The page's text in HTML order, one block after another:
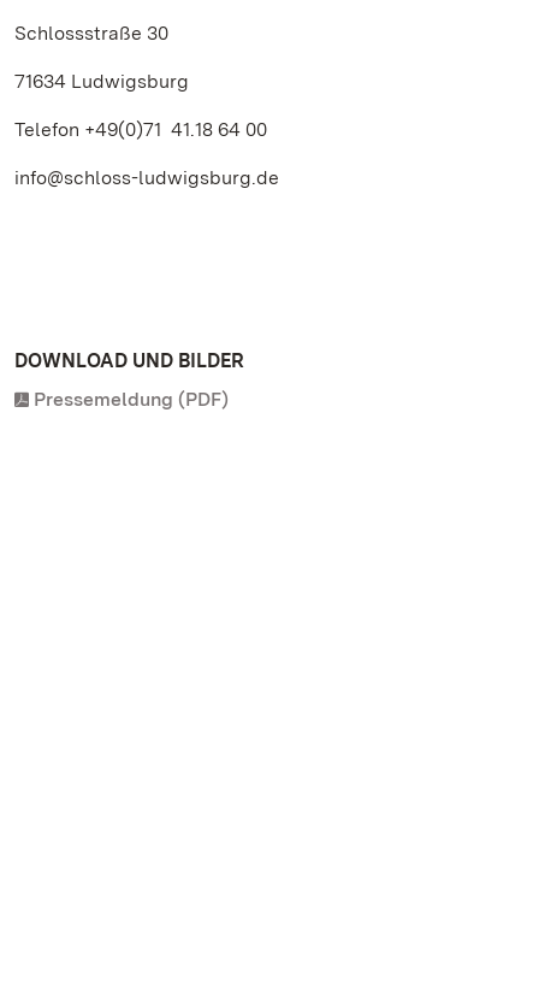
Schlossstraße 30
71634 Ludwigsburg
Telefon +49(0)71 41.18 64 00
info@schloss-ludwigsburg.de
DOWNLOAD UND BILDER
Pressemeldung (PDF)